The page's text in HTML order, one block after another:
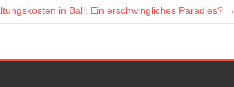
in Bali: Ein erschwingliches Paradies? →